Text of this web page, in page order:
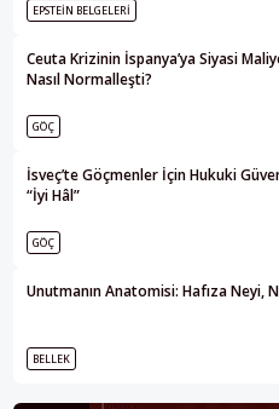
EPSTEIN BELGELERI
Ceuta Krizinin İspanya’ya Siyasi
Nasıl Normalleşti?
GÖÇ
İsveç’te Göçmenler İçin Hukuki
“İyi Hâl”
GÖÇ
Unutmanın Anatomisi: Hafıza Neyi,
BELLEK